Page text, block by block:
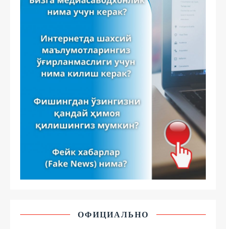
ОФИЦИАЛЬНО